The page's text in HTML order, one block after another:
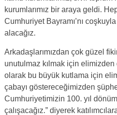
kurumlarımız bir araya geldi.
Cumhuriyet Bayramı’nı
alacağız.
Arkadaşlarımızdan çok güzel
unutulmaz kılmak için
olarak bu büyük kutlama için
çabayı göstereceğimizden
Cumhuriyetimizin 100. yıl
çalışacağız.” diyerek